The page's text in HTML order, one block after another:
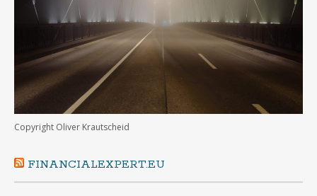
Copyright Oliver Krautscheid
FINANCIALEXPERT.EU